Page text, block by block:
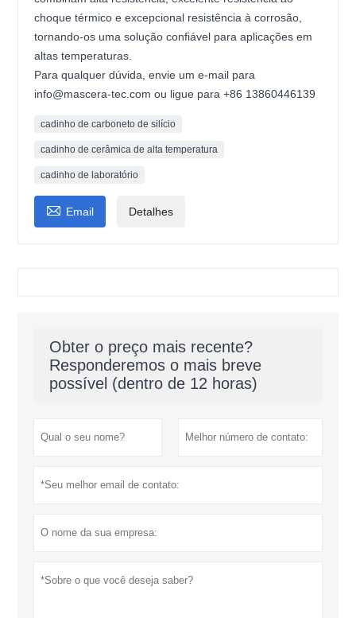
choque térmico e excepcional resistência à corrosão,
tornando-os uma solução confiável para aplicações em
altas temperaturas.
Para qualquer dúvida, envie um e-mail para
info@mascera-tec.com ou ligue para +86 13860446139
cadinho de carboneto de silício
cadinho de cerâmica de alta temperatura
cadinho de laboratório
 Email Detalhes
Obter o preço mais recente?
Responderemos o mais breve
possível (dentro de 12 horas)